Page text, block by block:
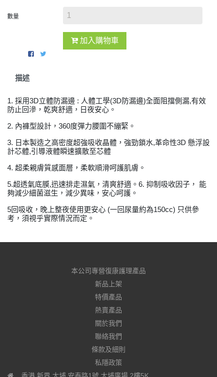
數量
加入購物車
描述
1. 採用3D立體防漏邊 : 人體工學(3D防漏邊)全面阻擋側漏,有效
防止回滲，乾爽舒適，日夜安心。
2. 內褲型設計，360度彈力腰圍不繃緊。
3. 日本製造之高密度超強吸收晶體，強勁鎖水,革命性3D 懸浮設
計芯體,引導液體瞬速擴散至芯體
4. 超柔親膚質感面層，柔軟順滑呵護肌膚。
5.超透氣底膜,迅速排走濕氣，清爽舒適。6. 抑制吸收因子， 能
夠減少細菌滋生，減少異味，安心呵護。
5回吸收，晚上整夜使用更安心 (一回尿量約為150cc) 只供參
考，須視乎實際情況而定。
本公司專營復康護理產品
新品上架
特價產品
熱賣產品
關於我們
聯絡我們
條款及細則
私隱政策